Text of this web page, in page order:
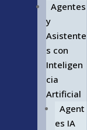
Agentes
y
Asistente
s con
Inteligen
cia
Artificial
Agent
es IA